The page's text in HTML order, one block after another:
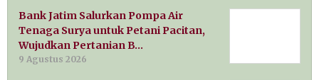
Bank Jatim Salurkan Pompa Air
Tenaga Surya untuk Petani Pacitan,
Wujudkan Pertanian B…
9 Agustus 2026